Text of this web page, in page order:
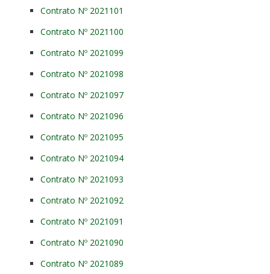
Contrato Nº 2021101
Contrato Nº 2021100
Contrato Nº 2021099
Contrato Nº 2021098
Contrato Nº 2021097
Contrato Nº 2021096
Contrato Nº 2021095
Contrato Nº 2021094
Contrato Nº 2021093
Contrato Nº 2021092
Contrato Nº 2021091
Contrato Nº 2021090
Contrato Nº 2021089